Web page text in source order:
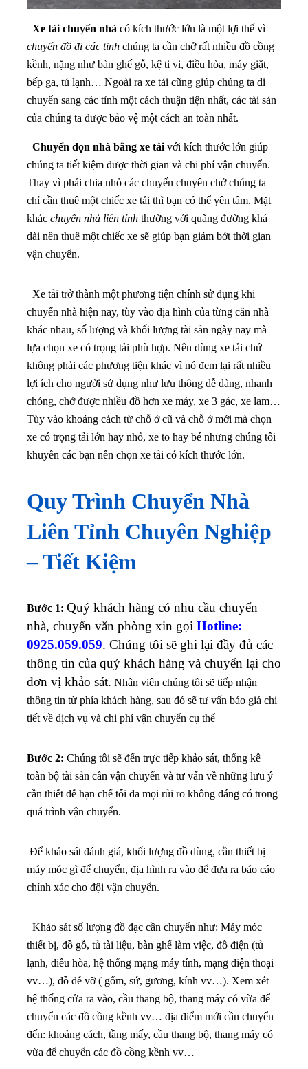
Xe tải chuyển nhà có kích thước lớn là một lợi thế vì
chuyển đồ đi các tỉnh chúng ta cần chở rất nhiều đồ cồng
kềnh, nặng như bàn ghế gỗ, kệ ti vi, điều hòa, máy giặt,
bếp ga, tủ lạnh… Ngoài ra xe tải cũng giúp chúng ta di
chuyển sang các tỉnh một cách thuận tiện nhất, các tài sản
của chúng ta được bảo vệ một cách an toàn nhất.
Chuyển dọn nhà bằng xe tải với kích thước lớn giúp
chúng ta tiết kiệm được thời gian và chi phí vận chuyển.
Thay vì phải chia nhỏ các chuyến chuyên chở chúng ta
chỉ cần thuê một chiếc xe tải thì bạn có thể yên tâm. Mặt
khác chuyển nhà liên tỉnh thường với quãng đường khá
dài nên thuê một chiếc xe sẽ giúp bạn giảm bớt thời gian
vận chuyển.
Xe tải trở thành một phương tiện chính sử dụng khi
chuyển nhà hiện nay, tùy vào địa hình của từng căn nhà
khác nhau, số lượng và khối lượng tài sản ngày nay mà
lựa chọn xe có trọng tải phù hợp. Nên dùng xe tải chứ
không phải các phương tiện khác vì nó đem lại rất nhiều
lợi ích cho người sử dụng như lưu thông dễ dàng, nhanh
chóng, chở được nhiều đồ hơn xe máy, xe 3 gác, xe lam…
Tùy vào khoảng cách từ chỗ ở cũ và chỗ ở mới mà chọn
xe có trọng tải lớn hay nhỏ, xe to hay bé nhưng chúng tôi
khuyên các bạn nên chọn xe tải có kích thước lớn.
Quy Trình Chuyển Nhà
Liên Tỉnh Chuyên Nghiệp
– Tiết Kiệm
Bước 1: Quý khách hàng có nhu cầu chuyển
nhà, chuyển văn phòng xin gọi Hotline:
0925.059.059. Chúng tôi sẽ ghi lại đầy đủ các
thông tin của quý khách hàng và chuyển lại cho
đơn vị khảo sát. Nhân viên chúng tôi sẽ tiếp nhận
thông tin từ phía khách hàng, sau đó sẽ tư vấn báo giá chi
tiết về dịch vụ và chi phí vận chuyển cụ thể
Bước 2: Chúng tôi sẽ đến trực tiếp khảo sát, thống kê
toàn bộ tài sản cần vận chuyển và tư vấn về những lưu ý
cần thiết để hạn chế tối đa mọi rủi ro không đáng có trong
quá trình vận chuyển.
Để khảo sát đánh giá, khối lượng đồ dùng, cần thiết bị
máy móc gì để chuyển, địa hình ra vào để đưa ra báo cáo
chính xác cho đội vận chuyển.
Khảo sát số lượng đồ đạc cần chuyển như: Máy móc
thiết bị, đồ gỗ, tủ tài liệu, bàn ghế làm việc, đồ điện (tủ
lạnh, điều hòa, hệ thống mạng máy tính, mạng điện thoại
vv…), đồ dễ vỡ ( gốm, sứ, gương, kính vv…). Xem xét
hệ thống cửa ra vào, cầu thang bộ, thang máy có vừa để
chuyển các đồ cồng kềnh vv… địa điểm mới cần chuyển
đến: khoảng cách, tầng mấy, cầu thang bộ, thang máy có
vừa để chuyển các đồ cồng kềnh vv…